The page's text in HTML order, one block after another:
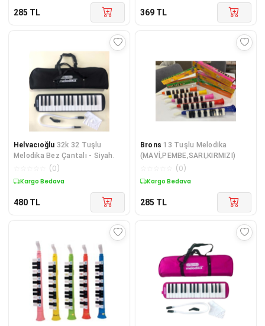
285 TL 369 TL
Helvacıoğlu 32k 32 Tuşlu
Melodika Bez Çantalı - Siyah.
(0)
Kargo Bedava
480 TL
Brons 13 Tuşlu Melodika
(MAVİ,PEMBE,SARI,KIRMIZI)
(0)
Kargo Bedava
285 TL